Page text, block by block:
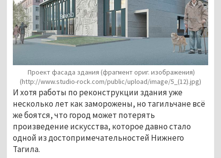
Проект фасада здания (фрагмент ориг. изображения)
(http://www.studio-rock.com/public/upload/image/5_(12).jpg)
И хотя работы по реконструкции здания уже
несколько лет как заморожены, но тагильчане всё
же боятся, что город может потерять
произведение искусства, которое давно стало
одной из достопримечательностей Нижнего
Тагила.